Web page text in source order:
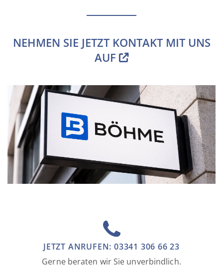
NEHMEN SIE JETZT KONTAKT MIT UNS
AUF
JETZT ANRUFEN: 03341 306 66 23
Gerne beraten wir Sie unverbindlich.